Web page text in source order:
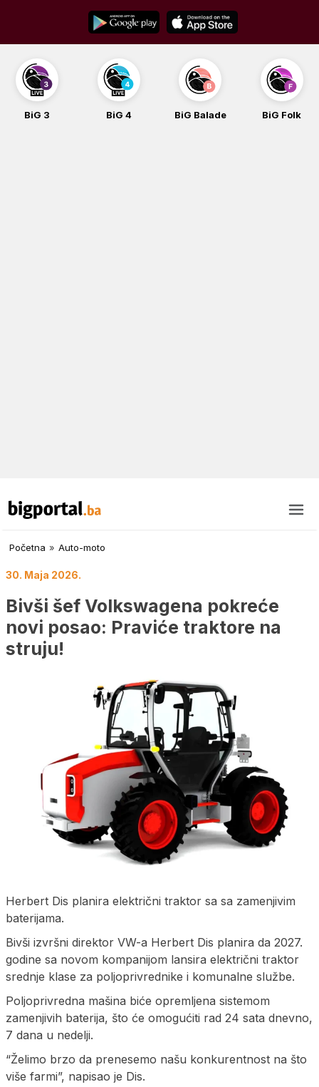
content
BiG 3 BiG 4 BiG Balade BiG Folk
Početna » Auto-moto
30. Maja 2026.
Bivši šef Volkswagena pokreće
novi posao: Praviće traktore na
struju!
Herbert Dis planira električni traktor sa sa zamenjivim
baterijama.
Bivši izvršni direktor VW-a Herbert Dis planira da 2027.
godine sa novom kompanijom lansira električni traktor
srednje klase za poljoprivrednike i komunalne službe.
Poljoprivredna mašina biće opremljena sistemom
zamenjivih baterija, što će omogućiti rad 24 sata dnevno,
7 dana u nedelji.
“Želimo brzo da prenesemo našu konkurentnost na što
više farmi”, napisao je Dis.